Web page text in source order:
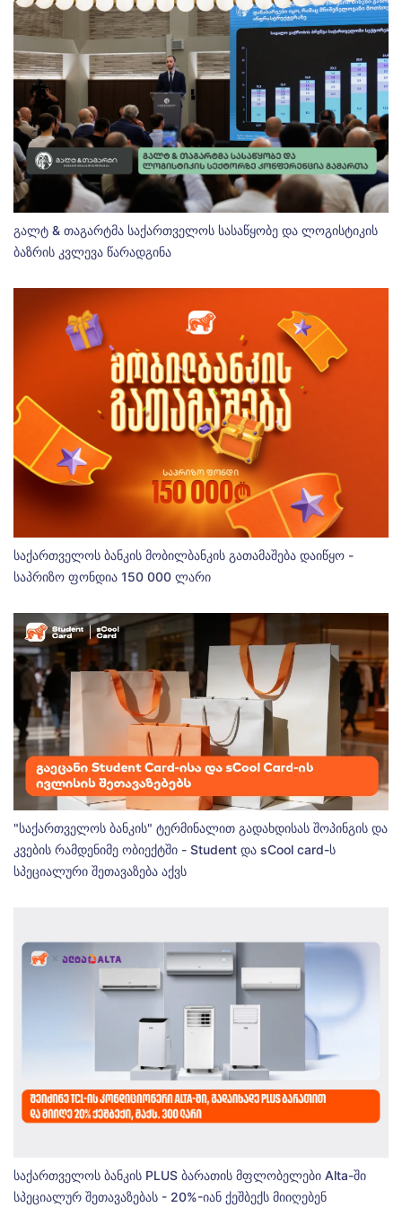
გალტ & თაგარტმა საქართველოს სასაწყობე და ლოგისტიკის
ბაზრის კვლევა წარადგინა
საქართველოს ბანკის მობილბანკის გათამაშება დაიწყო -
საპრიზო ფონდია 150 000 ლარი
"საქართველოს ბანკის" ტერმინალით გადახდისას შოპინგის და
კვების რამდენიმე ობიექტში - Student და sCool card-ს
სპეციალური შეთავაზება აქვს
საქართველოს ბანკის PLUS ბარათის მფლობელები Alta-ში
სპეციალურ შეთავაზებას - 20%-იან ქეშბექს მიიღებენ